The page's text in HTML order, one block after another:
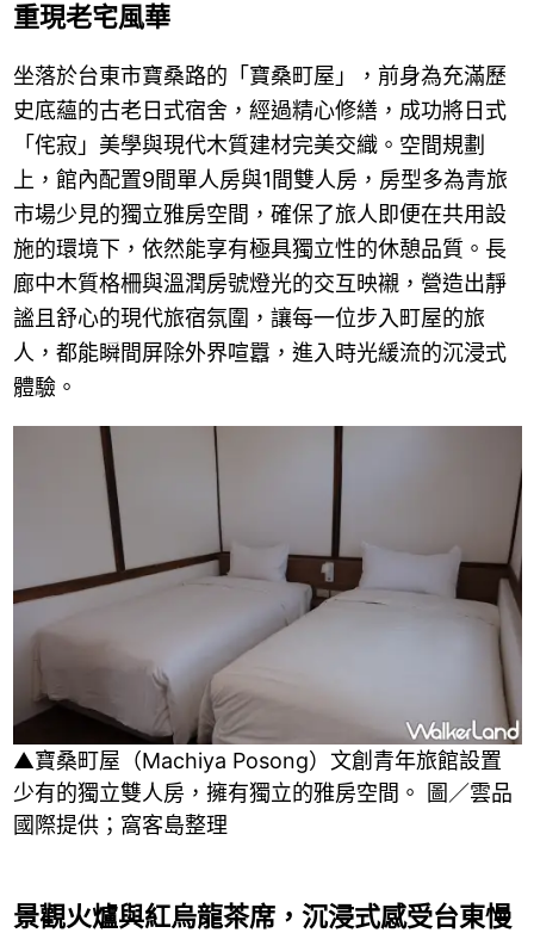
重現老宅風華
坐落於台東市寶桑路的「寶桑町屋」，前身為充滿歷
史底蘊的古老日式宿舍，經過精心修繕，成功將日式
「侘寂」美學與現代木質建材完美交織。空間規劃
上，館內配置9間單人房與1間雙人房，房型多為青旅
市場少見的獨立雅房空間，確保了旅人即便在共用設
施的環境下，依然能享有極具獨立性的休憩品質。長
廊中木質格柵與溫潤房號燈光的交互映襯，營造出靜
謐且舒心的現代旅宿氛圍，讓每一位步入町屋的旅
人，都能瞬間屏除外界喧囂，進入時光緩流的沉浸式
體驗。
▲寶桑町屋（Machiya Posong）文創青年旅館設置
少有的獨立雙人房，擁有獨立的雅房空間。 圖／雲品
國際提供；窩客島整理
景觀火爐與紅烏龍茶席，沉浸式感受台東慢